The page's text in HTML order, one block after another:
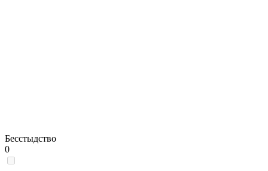
Бесстыдство
0